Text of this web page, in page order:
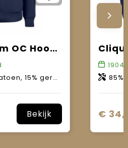
Clique Premium OC Hoody Women
gerecycled polyester.
Bekijk
19041
85%
€